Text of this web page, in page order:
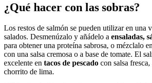
¿Qué hacer con las sobras?
Los restos de salmón se pueden utilizar en una
salados. Desmenúzalo y añádelo a ensaladas,
para obtener una proteína sabrosa, o mézclalo
con una salsa cremosa o a base de tomate. El
excelente en tacos de pescado con salsa
chorrito de lima.